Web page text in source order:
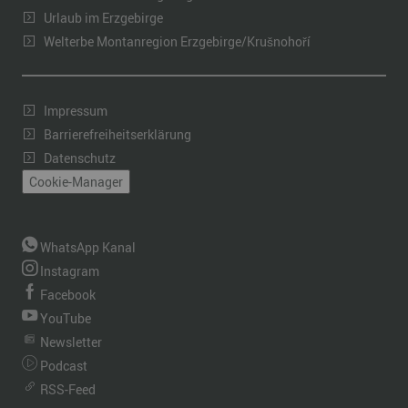
Urlaub im Erzgebirge
Welterbe Montanregion Erzgebirge/Krušnohoří
Impressum
Barrierefreiheitserklärung
Datenschutz
Cookie-Manager
WhatsApp Kanal
Instagram
Facebook
YouTube
Newsletter
Podcast
RSS-Feed